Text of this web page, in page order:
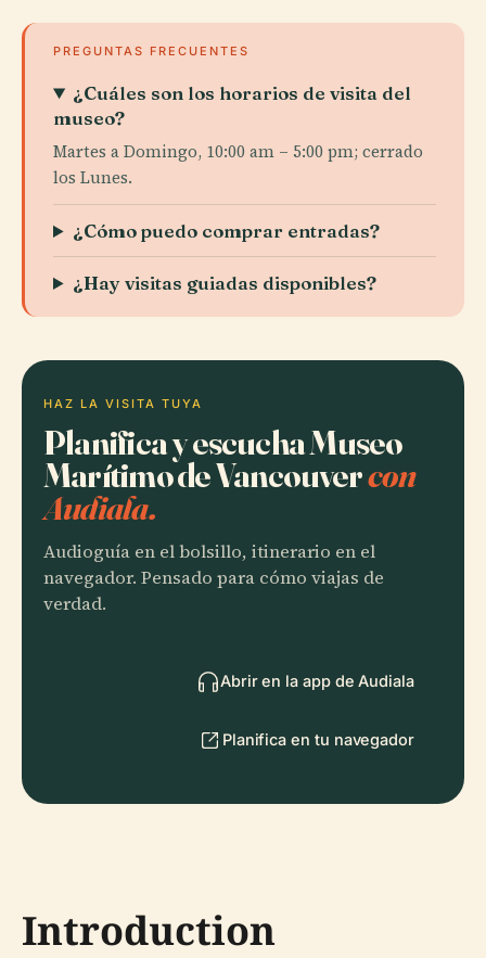
PREGUNTAS FRECUENTES
¿Cuáles son los horarios de visita del
museo?
Martes a Domingo, 10:00 am – 5:00 pm; cerrado
los Lunes.
¿Cómo puedo comprar entradas?
¿Hay visitas guiadas disponibles?
HAZ LA VISITA TUYA
Planifica y escucha Museo
Marítimo de Vancouvercon
Audiala.
Audioguía en el bolsillo, itinerario en el
navegador. Pensado para cómo viajas de
verdad.
Abrir en la app de Audiala
Planifica en tu navegador
Introduction